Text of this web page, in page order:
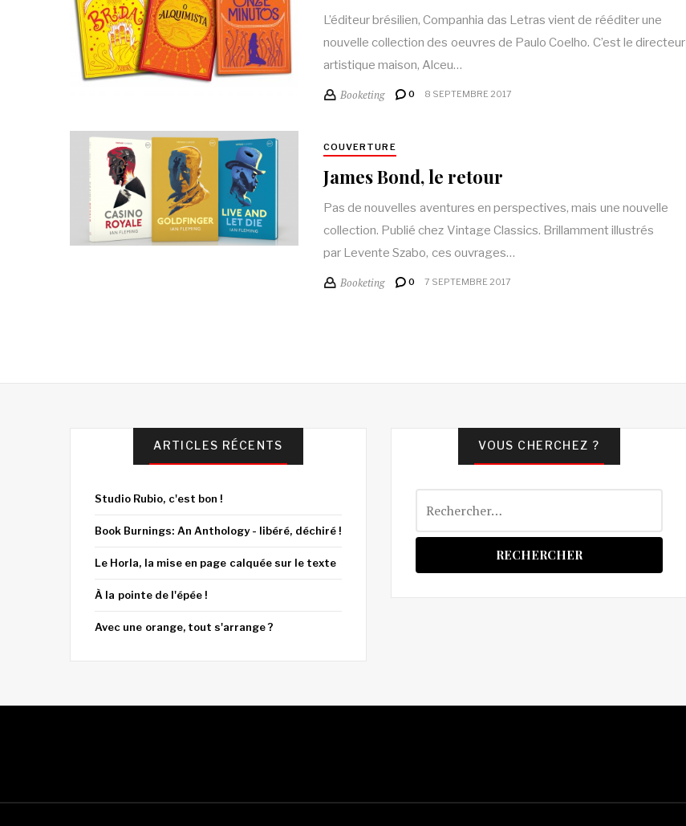
L’éditeur brésilien, Companhia das Letras vient de rééditer une
nouvelle collection des oeuvres de Paulo Coelho. C’est le directeur
artistique maison, Alceu…
Booketing 0 8 SEPTEMBRE 2017
COUVERTURE
James Bond, le retour
Pas de nouvelles aventures en perspectives, mais une nouvelle
collection. Publié chez Vintage Classics. Brillamment illustrés
par Levente Szabo, ces ouvrages…
Booketing 0 7 SEPTEMBRE 2017
ARTICLES RÉCENTS
Studio Rubio, c'est bon !
Book Burnings: An Anthology - libéré, déchiré !
Le Horla, la mise en page calquée sur le texte
À la pointe de l'épée !
Avec une orange, tout s'arrange ?
VOUS CHERCHEZ ?